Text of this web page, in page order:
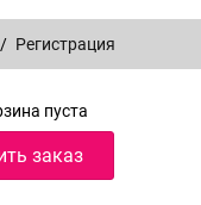
/ Регистрация
пуста
заказ